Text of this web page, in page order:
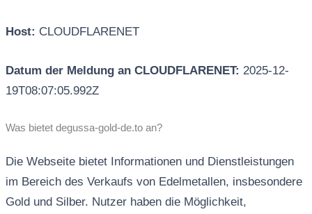
Host: CLOUDFLARENET
Datum der Meldung an CLOUDFLARENET: 2025-12-
19T08:07:05.992Z
Was bietet degussa-gold-de.to an?
Die Webseite bietet Informationen und Dienstleistungen
im Bereich des Verkaufs von Edelmetallen, insbesondere
Gold und Silber. Nutzer haben die Möglichkeit,